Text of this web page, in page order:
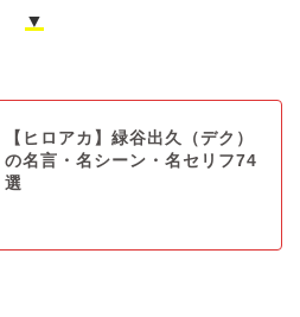
▼
【ヒロアカ】緑谷出久（デク）
の名言・名シーン・名セリフ74
選